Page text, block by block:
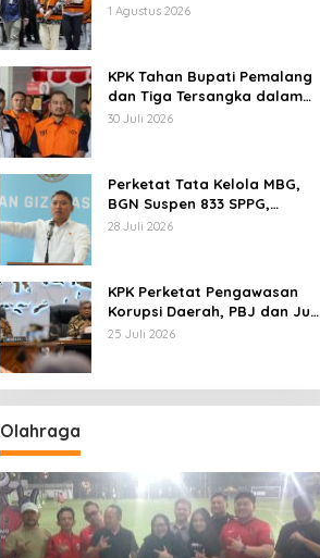
PT Pelni
1 Agustus 2026
KPK Tahan Bupati Pemalang
dan Tiga Tersangka dalam
Kasus Dugaan Pemerasan
30 Juli 2026
Perketat Tata Kelola MBG,
BGN Suspen 833 SPPG,
Ratusan Di Antaranya
28 Juli 2026
KPK Perketat Pengawasan
Korupsi Daerah, PBJ dan Jual
Beli Jabatan Jadi Target
25 Juli 2026
Olahraga